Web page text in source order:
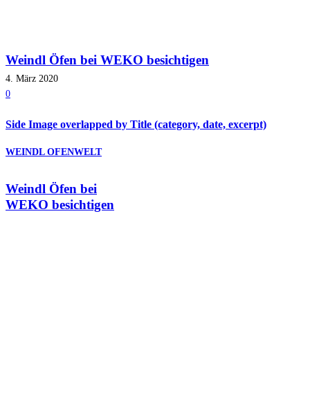
Weindl Öfen bei WEKO besichtigen
4. März 2020
0
Side Image overlapped by Title (category, date, excerpt)
WEINDL OFENWELT
Weindl Öfen bei
WEKO besichtigen